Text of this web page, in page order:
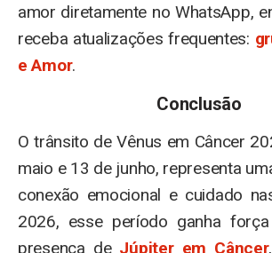
amor diretamente no WhatsApp,
receba atualizações frequentes:
e Amor.
Conclusão
O trânsito de Vênus em Câncer
maio e 13 de junho, representa
conexão emocional e cuidado
2026, esse período ganha
presença de Júpiter em Câncer